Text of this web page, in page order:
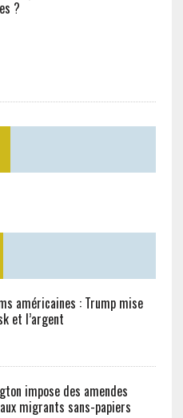
?
américaines : Trump mise
et l’argent
impose des amendes
migrants sans-papiers